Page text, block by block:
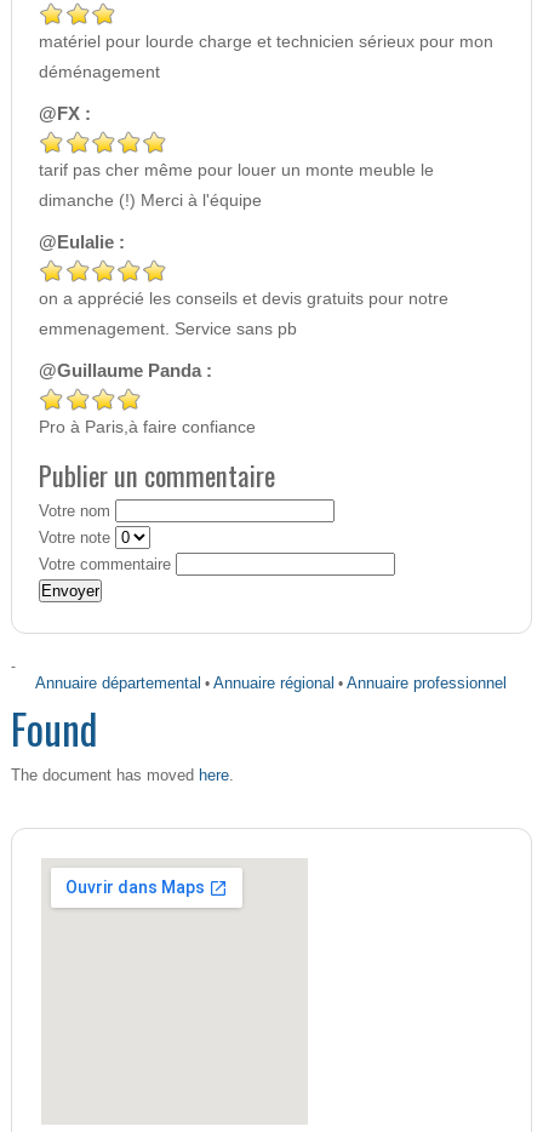
matériel pour lourde charge et technicien sérieux pour mon
déménagement
@FX :
tarif pas cher même pour louer un monte meuble le
dimanche (!) Merci à l'équipe
@Eulalie :
on a apprécié les conseils et devis gratuits pour notre
emmenagement. Service sans pb
@Guillaume Panda :
Pro à Paris,à faire confiance
Publier un commentaire
Votre nom
Votre note
Votre commentaire
-
Annuaire départemental •Annuaire régional •Annuaire professionnel
Found
The document has moved here.